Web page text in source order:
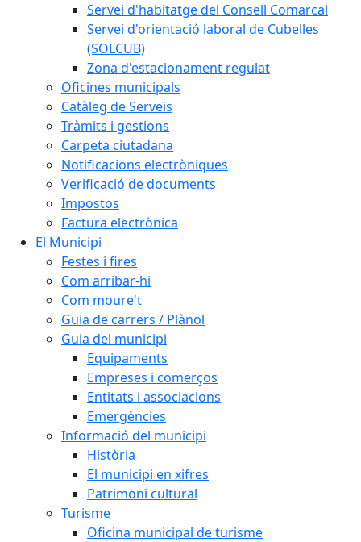
Servei d'habitatge del Consell Comarcal
Servei d'orientació laboral de Cubelles
(SOLCUB)
Zona d'estacionament regulat
Oficines municipals
Catàleg de Serveis
Tràmits i gestions
Carpeta ciutadana
Notificacions electròniques
Verificació de documents
Impostos
Factura electrònica
El Municipi
Festes i fires
Com arribar-hi
Com moure't
Guia de carrers / Plànol
Guia del municipi
Equipaments
Empreses i comerços
Entitats i associacions
Emergències
Informació del municipi
Història
El municipi en xifres
Patrimoni cultural
Turisme
Oficina municipal de turisme